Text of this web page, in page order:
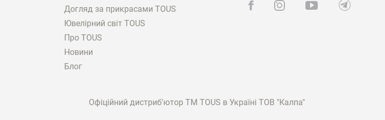
Догляд за прикрасами TOUS
Ювелірний світ TOUS
Про TOUS
Новини
Блог
Офіційний дистриб'ютор ТМ TOUS в Україні ТОВ "Калпа"